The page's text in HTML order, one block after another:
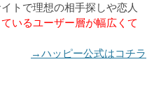
トで理想の相手探しや恋人
いるユーザー層が幅広くて
→ハッピー公式はコチラ